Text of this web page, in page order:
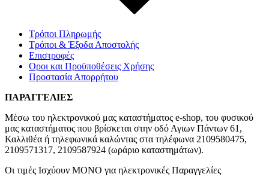
Τρόποι Πληρωμής
Τρόποι & Έξοδα Αποστολής
Επιστροφές
Οροι και Προϋποθέσεις Χρήσης
Προστασία Απορρήτου
ΠΑΡΑΓΓΕΛΙΕΣ
Μέσω του ηλεκτρονικού μας καταστήματος e-shop, του φυσικού
μας καταστήματος που βρίσκεται στην οδό Αγιων Πάντων 61,
Καλλιθέα ή τηλεφωνικά καλώντας στα τηλέφωνα 2109580475,
2109571317, 2109587924 (ωράριο καταστημάτων).
Οι τιμές Ισχύουν ΜΟΝΟ για ηλεκτρονικές Παραγγελίες